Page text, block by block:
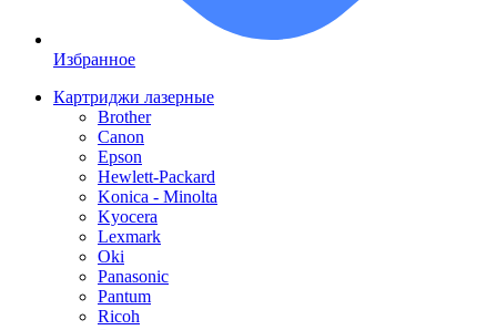
Избранное
Картриджи лазерные
Brother
Canon
Epson
Hewlett-Packard
Konica - Minolta
Kyocera
Lexmark
Oki
Panasonic
Pantum
Ricoh